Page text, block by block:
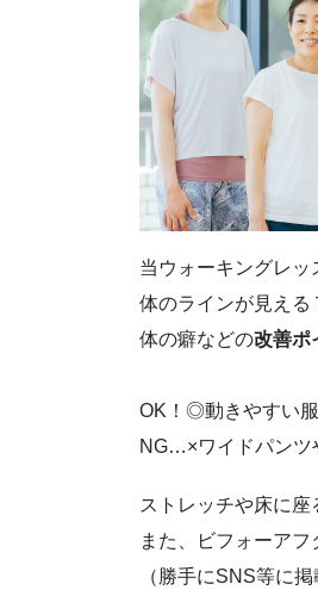
当ウォーキングレッ
体のラインが見える
体の癖などの改善ポ
OK！◎動きやすい服
NG…×ワイドパンツ
ストレッチや床に座
また、ビフォーア
（勝手にSNS等に